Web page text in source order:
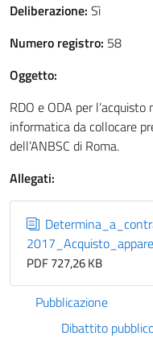
Deliberazione: Sì
Numero registro: 58
Oggetto:
RDO e ODA per
informatica da collocare
dell’ANBSC di Roma.
Allegati:
PDF 727,26 KB
Pubblicazione
Dibattito